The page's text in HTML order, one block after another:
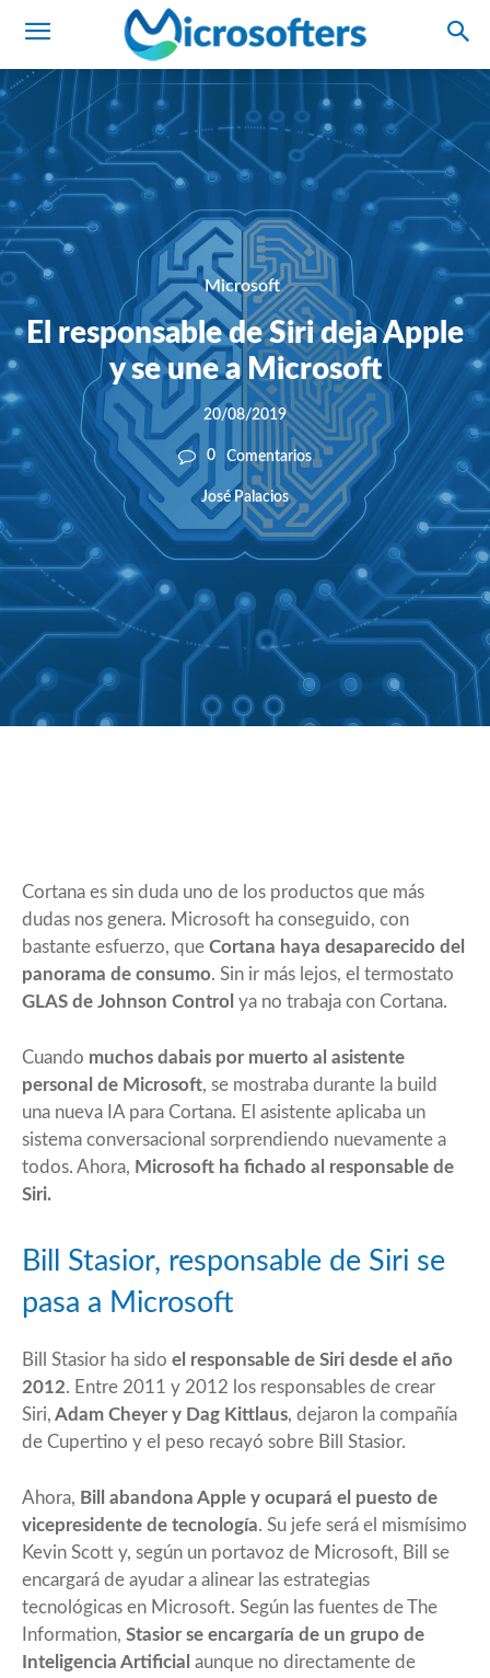
Microsoft
El responsable de Siri deja Apple
y se une a Microsoft
20/08/2019
0 Comentarios
José Palacios
Cortana es sin duda uno de los productos que más
dudas nos genera. Microsoft ha conseguido, con
bastante esfuerzo, que Cortana haya desaparecido del
panorama de consumo. Sin ir más lejos, el termostato
GLAS de Johnson Control ya no trabaja con Cortana.
Cuando muchos dabais por muerto al asistente
personal de Microsoft, se mostraba durante la build
una nueva IA para Cortana. El asistente aplicaba un
sistema conversacional sorprendiendo nuevamente a
todos. Ahora, Microsoft ha fichado al responsable de
Siri.
Bill Stasior, responsable de Siri se
pasa a Microsoft
Bill Stasior ha sido el responsable de Siri desde el año
2012. Entre 2011 y 2012 los responsables de crear
Siri, Adam Cheyer y Dag Kittlaus, dejaron la compañía
de Cupertino y el peso recayó sobre Bill Stasior.
Ahora, Bill abandona Apple y ocupará el puesto de
vicepresidente de tecnología. Su jefe será el mismísimo
Kevin Scott y, según un portavoz de Microsoft, Bill se
encargará de ayudar a alinear las estrategias
tecnológicas en Microsoft. Según las fuentes de The
Information, Stasior se encargaría de un grupo de
Inteligencia Artificial aunque no directamente de